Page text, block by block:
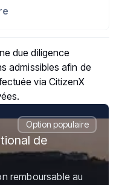
due diligence
admissibles afin de
via CitizenX
Option populaire
de
remboursable au